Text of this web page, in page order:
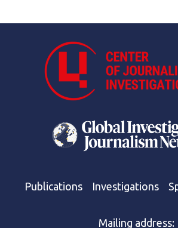
Publications Investigations
Mailing address: